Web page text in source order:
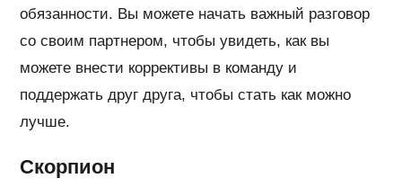
обязанности. Вы можете начать важный разговор
со своим партнером, чтобы увидеть, как вы
можете внести коррективы в команду и
поддержать друг друга, чтобы стать как можно
лучше.
Скорпион